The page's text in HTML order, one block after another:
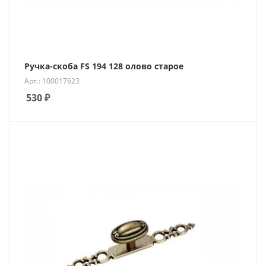
Ручка-скоба FS 194 128 олово старое
Арт.: 100017623
530₽